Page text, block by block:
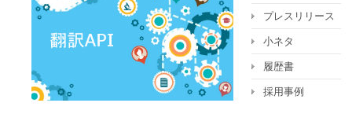
低
価
プレスリリース
小ネタ
履歴書
採用事例